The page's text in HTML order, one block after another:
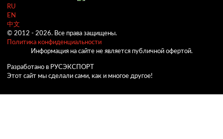
RU
EN
中文
© 2012 - 2026. Все права защищены.
Политика конфиденциальности
Информация на сайте не является публичной офертой.
Разработано в РУСЭКСПОРТ
Этот сайт мы сделали сами, как и многое другое!